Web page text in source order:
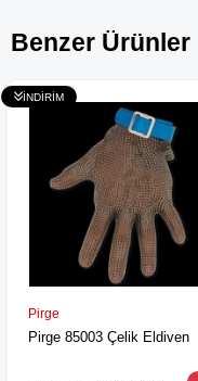
Benzer Ürünler
Pirge
Pirge 85003 Çelik Eldiven